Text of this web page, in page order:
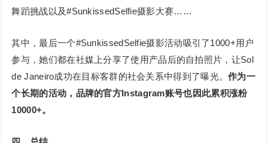
舞蹈挑战以及#SunkissedSelfie摄影大赛……
其中，最后一个#SunkissedSelfie摄影活动吸引了1000+用户
参与，她们都在社媒上分享了使用产品后的自拍照片，让Sol
de Janeiro成功在目标客群的社会关系中得到了曝光。作为一
个长期的活动，品牌的官方Instagram账号也因此累积涨粉
10000+。